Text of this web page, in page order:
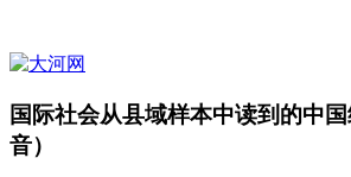
国际社会从县域样本中读到的中
音）